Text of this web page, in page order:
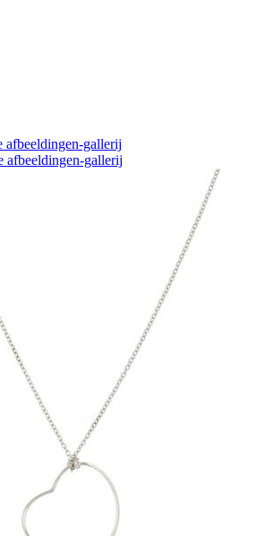
afbeeldingen-gallerij
afbeeldingen-gallerij